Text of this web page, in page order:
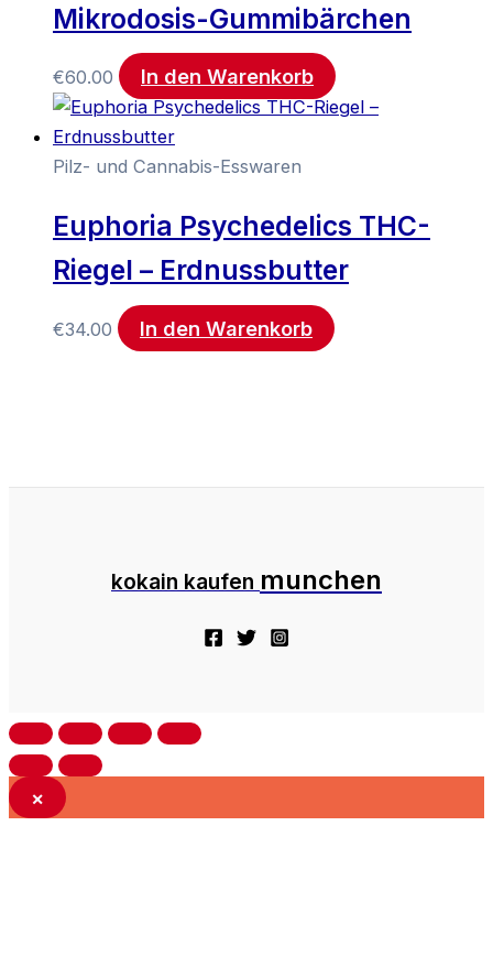
Mikrodosis-Gummibärchen
€60.00 In den Warenkorb
Pilz- und Cannabis-Esswaren
Euphoria Psychedelics THC-
Riegel – Erdnussbutter
€34.00 In den Warenkorb
kokain kaufen munchen
×